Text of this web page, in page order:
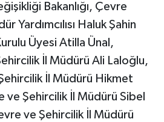
Bakanlığı, Çevre
Yardımcılısı Haluk Şahin
Üyesi Atilla Ünal,
İl Müdürü Ali Laloğlu,
İl Müdürü Hikmet
ve Şehircilik İl Müdürü Sibel
ve Şehircilik İl Müdürü